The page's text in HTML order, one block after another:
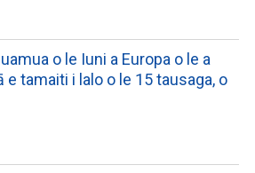
o le Iuni a Europa o le a
e tamaiti i lalo o le 15 tausaga, o